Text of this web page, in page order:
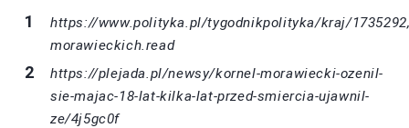
https://www.polityka.pl/tygodnikpolityka/kraj/
morawieckich.read
https://plejada.pl/newsy/kornel-morawiecki-ozenil-
sie-majac-18-lat-kilka-lat-przed-smiercia-ujawnil-
ze/4j5gc0f